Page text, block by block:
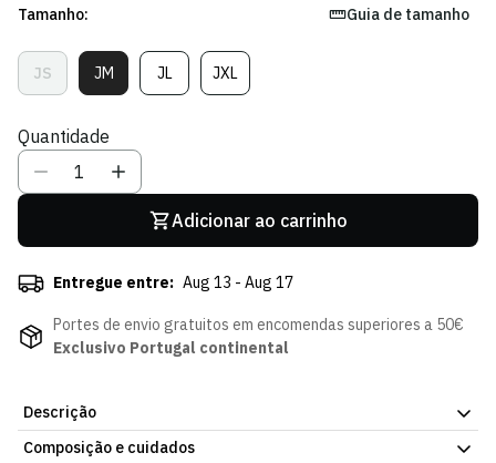
venda
Tamanho: Guia de tamanho
JSVariante
Esgotada
Indisponível
JMVariante
Esgotada
Indisponível
JLVariante
Esgotada
JXLVariante
Esgotada
Quantidade
Adicionar ao carrinho
Entregue entre: Aug 13 - Aug 17
Portes de envio gratuitos em encomendas superiores a 50€
Exclusivo Portugal continental
Descrição
T-shirt Treino Staff 24/25 - Criança. Peça simples, pensada para
Composição e cuidados